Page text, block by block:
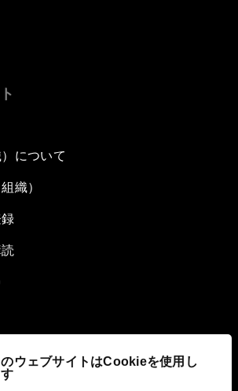
のウェブサイトはCookieを使用し
について
織）
の取り組み
)